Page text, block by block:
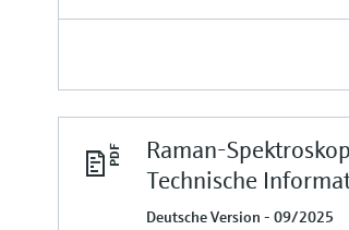
Raman-
Technische
Deutsche Version - 09/2025